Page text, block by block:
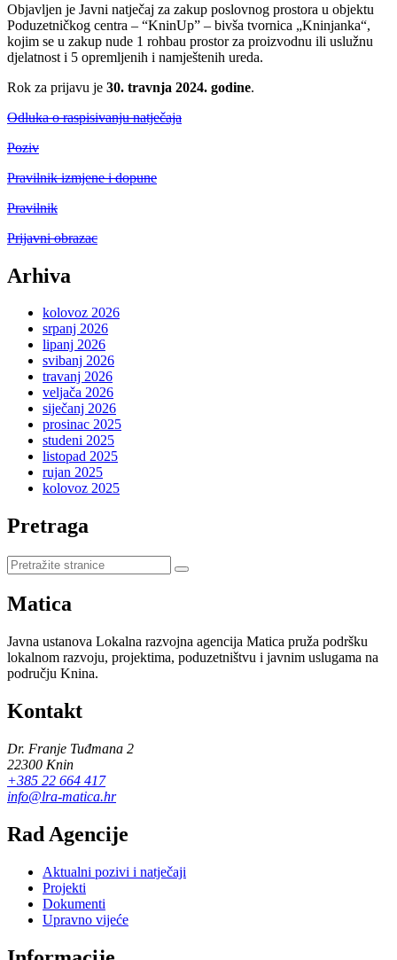
Objavljen je Javni natječaj za zakup poslovnog prostora u objektu
Poduzetničkog centra – “KninUp” – bivša tvornica „Kninjanka“,
kojim se u zakup nude 1 rohbau prostor za proizvodnu ili uslužnu
djelatnost i 5 opremljenih i namještenih ureda.
Rok za prijavu je 30. travnja 2024. godine.
Odluka o raspisivanju natječaja
Poziv
Pravilnik izmjene i dopune
Pravilnik
Prijavni obrazac
Arhiva
kolovoz 2026
srpanj 2026
lipanj 2026
svibanj 2026
travanj 2026
veljača 2026
siječanj 2026
prosinac 2025
studeni 2025
listopad 2025
rujan 2025
kolovoz 2025
Pretraga
Pretraži
stranice
Matica
Javna ustanova Lokalna razvojna agencija Matica pruža podršku
lokalnom razvoju, projektima, poduzetništvu i javnim uslugama na
području Knina.
Kontakt
Dr. Franje Tuđmana 2
22300 Knin
+385 22 664 417
info@lra-matica.hr
Rad Agencije
Aktualni pozivi i natječaji
Projekti
Dokumenti
Upravno vijeće